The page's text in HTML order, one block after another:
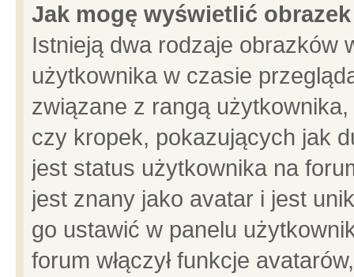
Jak mogę wyświetlić
Istnieją dwa rodzaje obrazków
użytkownika w czasie
związane z rangą
czy kropek, pokazujących jak
jest status użytkownika na
jest znany jako avatar i jest
go ustawić w panelu
forum włączył funkcje